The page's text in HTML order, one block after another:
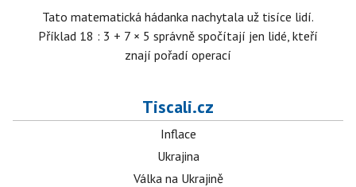
Tato matematická hádanka nachytala už tisíce lidí.
Příklad 18 : 3 + 7 × 5 správně spočítají jen lidé, kteří
znají pořadí operací
Tiscali.cz
Inflace
Ukrajina
Válka na Ukrajině